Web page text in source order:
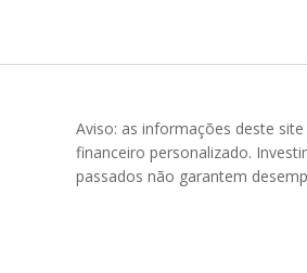
Aviso: as informações deste
financeiro personalizado.
passados não garantem